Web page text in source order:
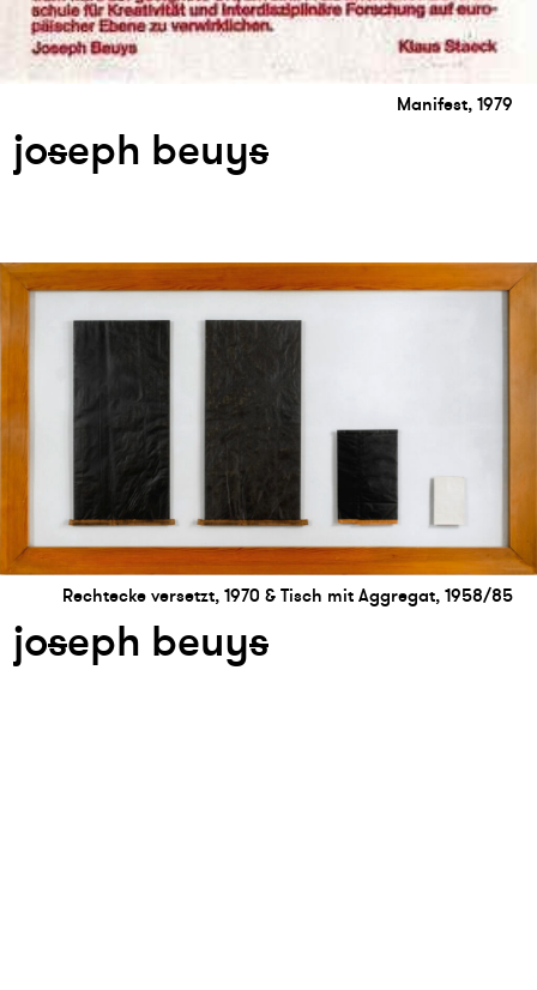
Manifest, 1979
joseph beuys
Rechtecke versetzt, 1970 & Tisch mit Aggregat, 1958/85
joseph beuys